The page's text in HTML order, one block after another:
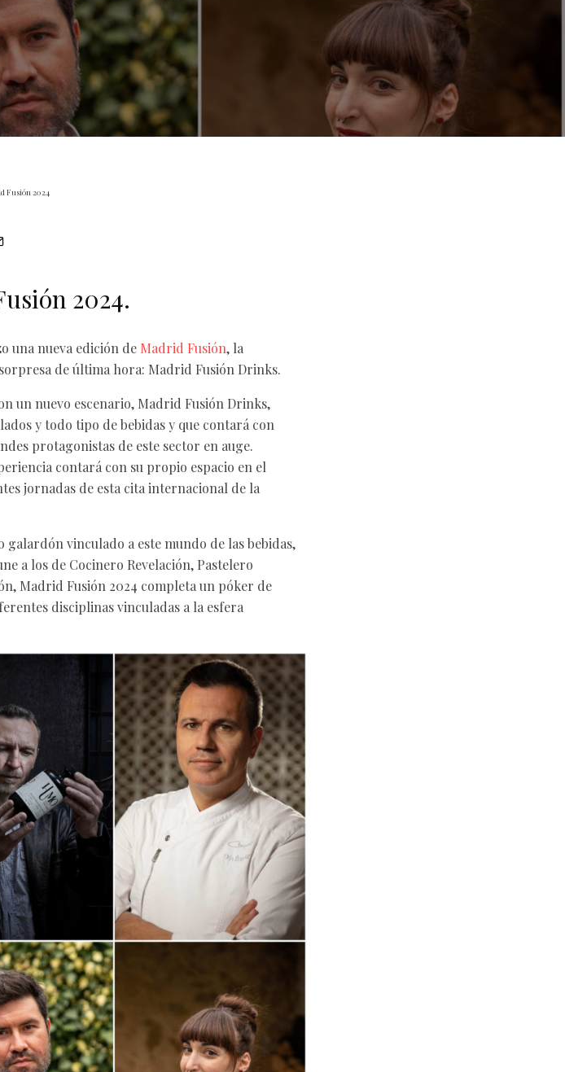
Fusión 2024
2024.
una nueva edición de Madrid Fusión, la
de última hora: Madrid Fusión Drinks.
un nuevo escenario, Madrid Fusión Drinks,
y todo tipo de bebidas y que contará con
protagonistas de este sector en auge.
contará con su propio espacio en el
jornadas de esta cita internacional de la
galardón vinculado a este mundo de las bebidas,
a los de Cocinero Revelación, Pastelero
Madrid Fusión 2024 completa un póker de
disciplinas vinculadas a la esfera